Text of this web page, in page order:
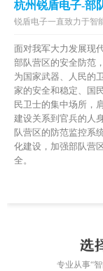
杭州锐盾电子-部
锐盾电子一直致力于智
面对我军大力发展现
部队营区的安全防范
为国家武器、人民的
家的安全和稳定、国
民卫士的集中场所，
建设关系到官兵的人
队营区的防范监控系
化建设，加强部队营
全。
专业从事“